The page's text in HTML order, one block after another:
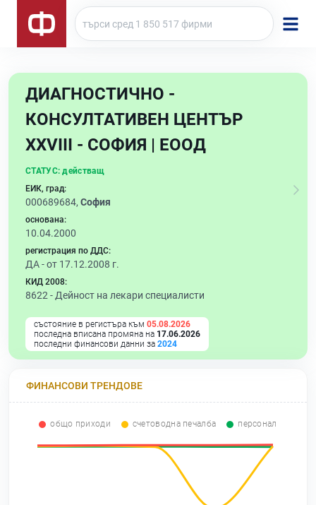
ДИАГНОСТИЧНО -
КОНСУЛТАТИВЕН ЦЕНТЪР
ХХVIII - СОФИЯ | ЕООД
СТАТУС: действащ
ЕИК, град:
000689684, София
основана:
10.04.2000
регистрация по ДДС:
ДА - от 17.12.2008 г.
КИД 2008:
8622 - Дейност на лекари специалисти
състояние в регистъра към 05.08.2026
последна вписана промяна на 17.06.2026
последни финансови данни за 2024
ФИНАНСОВИ ТРЕНДОВЕ
общо приходи счетоводна печалба персонал